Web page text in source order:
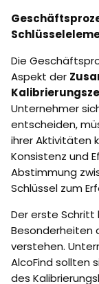
Die
Aspekt der
Unternehmer
entscheiden,
ihrer Aktivitäten
Konsistenz und
Abstimmung
Schlüssel zum
Der erste
Besonderheiten
verstehen.
AlcoFind sollten
des